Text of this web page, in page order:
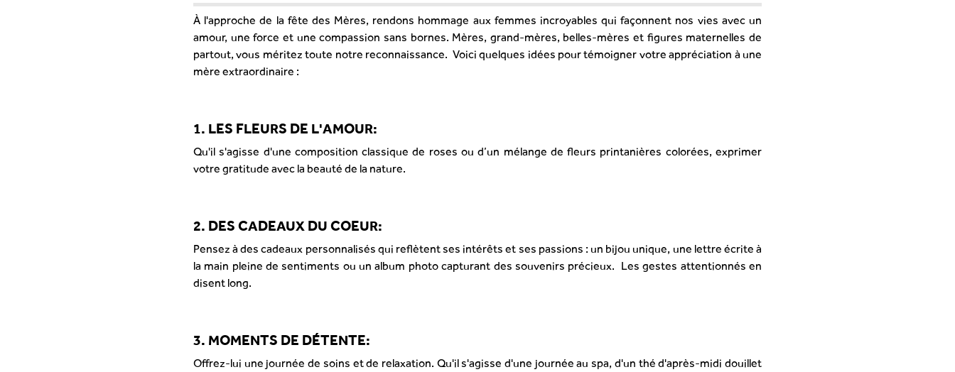
À l'approche de la fête des Mères, rendons hommage aux femmes incroyables qui façonnent nos vies avec un
amour, une force et une compassion sans bornes. Mères, grand-mères, belles-mères et figures maternelles de
partout, vous méritez toute notre reconnaissance. Voici quelques idées pour témoigner votre appréciation à une
mère extraordinaire :
1. LES FLEURS DE L'AMOUR:
Qu'il s'agisse d'une composition classique de roses ou d’un mélange de fleurs printanières colorées, exprimer
votre gratitude avec la beauté de la nature.
2. DES CADEAUX DU COEUR:
Pensez à des cadeaux personnalisés qui reflètent ses intérêts et ses passions : un bijou unique, une lettre écrite à
la main pleine de sentiments ou un album photo capturant des souvenirs précieux. Les gestes attentionnés en
disent long.
3. MOMENTS DE DÉTENTE:
Offrez-lui une journée de soins et de relaxation. Qu'il s'agisse d'une journée au spa, d'un thé d'après-midi douillet